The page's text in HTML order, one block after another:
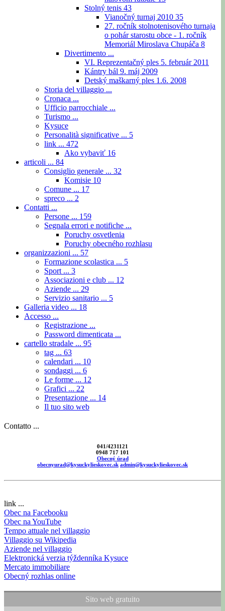
Stolný tenis 43
Vianočný turnaj 2010 35
27. ročník stolnotenisového turnaja
o pohár starostu obce - 1. ročník
Memoriál Miroslava Chupáča 8
Divertimento ...
VI. Reprezentačný ples 5. február 2011
Kántry bál 9. máj 2009
Detský maškarný ples 1.6. 2008
Storia del villaggio ...
Cronaca ...
Ufficio parrocchiale ...
Turismo ...
Kysuce
Personalità significative ... 5
link ... 472
Ako vybaviť 16
articoli ... 84
Consiglio generale ... 32
Komisie 10
Comune ... 17
spreco ... 2
Contatti ...
Persone ... 159
Segnala errori e notifiche ...
Poruchy osvetlenia
Poruchy obecného rozhlasu
organizzazioni ... 57
Formazione scolastica ... 5
Sport ... 3
Associazioni e club ... 12
Aziende ... 29
Servizio sanitario ... 5
Galleria video ... 18
Accesso ...
Registrazione ...
Password dimenticata ...
cartello stradale ... 95
tag ... 63
calendari ... 10
sondaggi ... 6
Le forme ... 12
Grafici ... 22
Presentazione ... 14
Il tuo sito web
Contatto ...
041/4231121
0948 717 101
Obecný úrad
obecnyurad@kysuckylieskovec.sk admin@kysuckylieskovec.sk
link ...
Obec na Facebooku
Obec na YouTube
Tempo attuale nel villaggio
Villaggio su Wikipedia
Aziende nel villaggio
Elektronická verzia týždenníka Kysuce
Mercato immobiliare
Obecný rozhlas online
Sito web gratuito